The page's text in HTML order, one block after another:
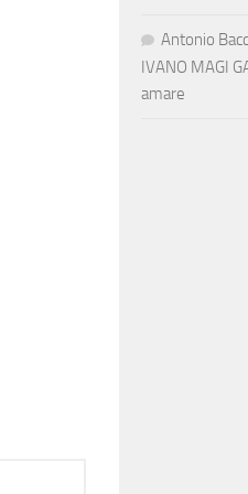
Antonio
IVANO MAGI
amare